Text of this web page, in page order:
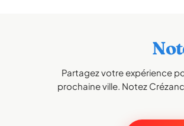
Partagez votre expérience
prochaine ville. Notez